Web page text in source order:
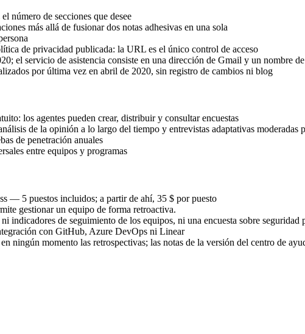
número de secciones que desee
más allá de fusionar dos notas adhesivas en una sola
de privacidad publicada: la URL es el único control de acceso
el servicio de asistencia consiste en una dirección de Gmail y un nombre
por última vez en abril de 2020, sin registro de cambios ni blog
los agentes pueden crear, distribuir y consultar encuestas
de la opinión a lo largo del tiempo y entrevistas adaptativas moderadas
de penetración anuales
entre equipos y programas
— 5 puestos incluidos; a partir de ahí, 35 $ por puesto
gestionar un equipo de forma retroactiva.
indicadores de seguimiento de los equipos, ni una encuesta sobre seguridad
con GitHub, Azure DevOps ni Linear
ningún momento las retrospectivas; las notas de la versión del centro de